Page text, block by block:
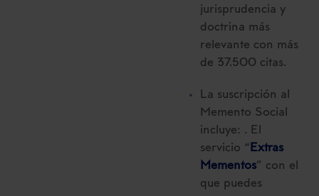
jurisprudencia y
doctrina más
relevante con más
de 37.500 citas.
La suscripción al
Memento Social
incluye: . El
servicio “Extras
Mementos” con el
que puedes